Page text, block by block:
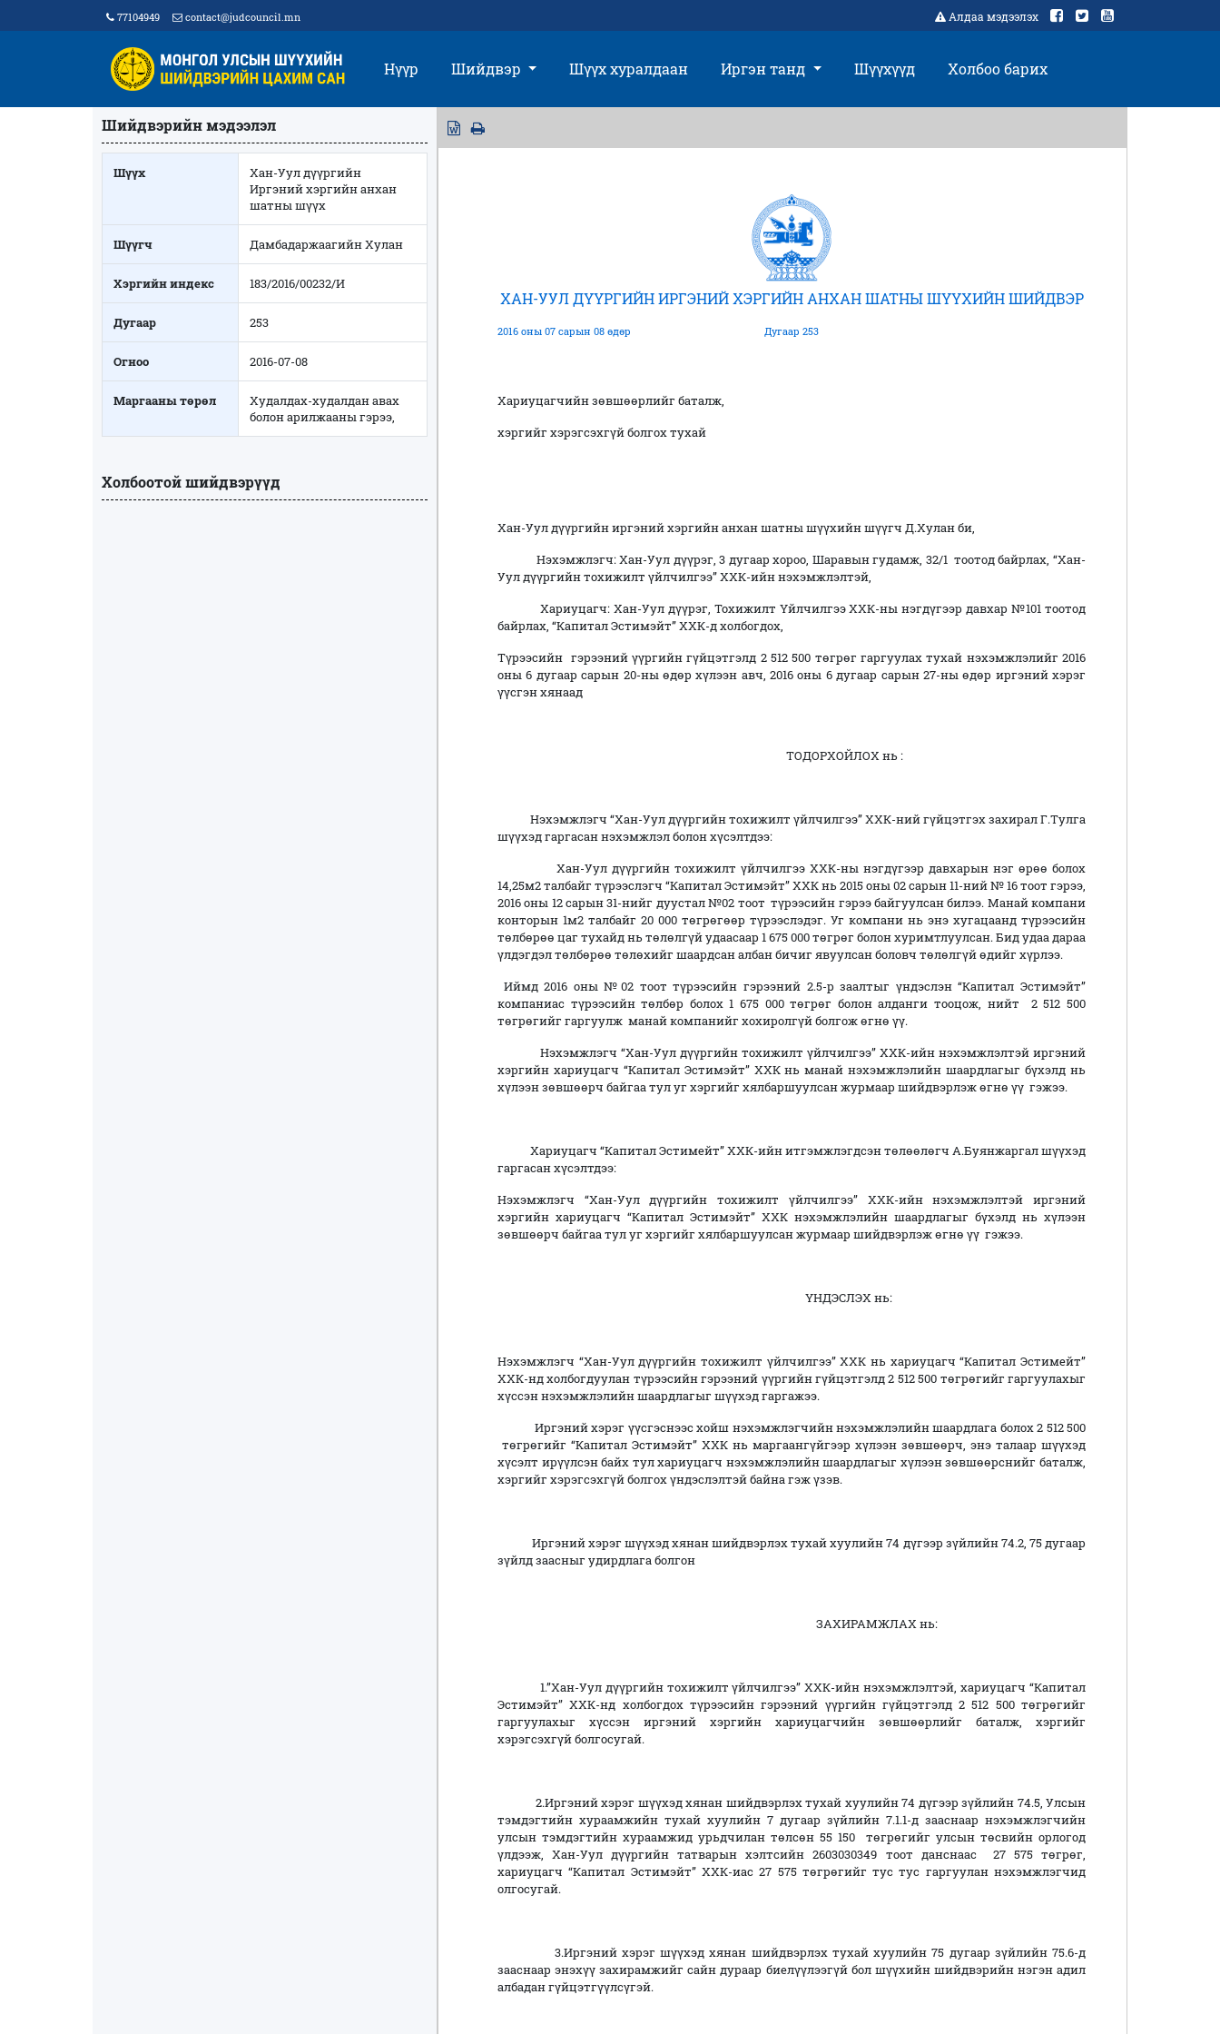
77104949 contact@judcouncil.mn Алдаа мэдээлэх
Нүүр Шийдвэр Шүүх хуралдаан Иргэн танд Шүүхүүд Холбоо барих
Шийдвэрийн мэдээлэл
Шүүх
Хан-Уул дүүргийн
Иргэний хэргийн анхан
шатны шүүх
Шүүгч Дамбадаржаагийн Хулан
Хэргийн индекс 183/2016/00232/И
Дугаар 253
Огноо 2016-07-08
Маргааны төрөл
Худалдах-худалдан авах
болон арилжааны гэрээ,
Холбоотой шийдвэрүүд
ХАН-УУЛ ДҮҮРГИЙН ИРГЭНИЙ ХЭРГИЙН АНХАН ШАТНЫ ШҮҮХИЙН ШИЙДВЭР
2016 оны 07 сарын 08 өдөр Дугаар 253
Хариуцагчийн зөвшөөрлийг баталж,
хэргийг хэрэгсэхгүй болгох тухай
Хан-Уул дүүргийн иргэний хэргийн анхан шатны шүүхийн шүүгч Д.Хулан би,
Нэхэмжлэгч: Хан-Уул дүүрэг, 3 дугаар хороо, Шаравын гудамж, 32/1 тоотод байрлах, “Хан-
Уул дүүргийн тохижилт үйлчилгээ” ХХК-ийн нэхэмжлэлтэй,
Хариуцагч: Хан-Уул дүүрэг, Тохижилт Үйлчилгээ ХХК-ны нэгдүгээр давхар №101 тоотод
байрлах, “Капитал Эстимэйт” ХХК-д холбогдох,
Түрээсийн гэрээний үүргийн гүйцэтгэлд 2 512 500 төгрөг гаргуулах тухай нэхэмжлэлийг 2016
оны 6 дугаар сарын 20-ны өдөр хүлээн авч, 2016 оны 6 дугаар сарын 27-ны өдөр иргэний хэрэг
үүсгэн хянаад
ТОДОРХОЙЛОХ нь :
Нэхэмжлэгч “Хан-Уул дүүргийн тохижилт үйлчилгээ” ХХК-ний гүйцэтгэх захирал Г.Тулга
шүүхэд гаргасан нэхэмжлэл болон хүсэлтдээ:
Хан-Уул дүүргийн тохижилт үйлчилгээ ХХК-ны нэгдүгээр давхарын нэг өрөө болох
14,25м2 талбайг түрээслэгч “Капитал Эстимэйт” ХХК нь 2015 оны 02 сарын 11-ний № 16 тоот гэрээ,
2016 оны 12 сарын 31-нийг дуустал №02 тоот түрээсийн гэрээ байгуулсан билээ. Манай компани
конторын 1м2 талбайг 20 000 төгрөгөөр түрээслэдэг. Уг компани нь энэ хугацаанд түрээсийн
төлбөрөө цаг тухайд нь төлөлгүй удаасаар 1 675 000 төгрөг болон хуримтлуулсан. Бид удаа дараа
үлдэгдэл төлбөрөө төлөхийг шаардсан албан бичиг явуулсан боловч төлөлгүй өдийг хүрлээ.
Иймд 2016 оны №02 тоот түрээсийн гэрээний 2.5-р заалтыг үндэслэн “Капитал Эстимэйт”
компаниас түрээсийн төлбөр болох 1 675 000 төгрөг болон алданги тооцож, нийт 2 512 500
төгрөгийг гаргуулж манай компанийг хохиролгүй болгож өгнө үү.
Нэхэмжлэгч “Хан-Уул дүүргийн тохижилт үйлчилгээ” ХХК-ийн нэхэмжлэлтэй иргэний
хэргийн хариуцагч “Капитал Эстимэйт” ХХК нь манай нэхэмжлэлийн шаардлагыг бүхэлд нь
хүлээн зөвшөөрч байгаа тул уг хэргийг хялбаршуулсан журмаар шийдвэрлэж өгнө үү гэжээ.
Хариуцагч “Капитал Эстимейт” ХХК-ийн итгэмжлэгдсэн төлөөлөгч А.Буянжаргал шүүхэд
гаргасан хүсэлтдээ:
Нэхэмжлэгч “Хан-Уул дүүргийн тохижилт үйлчилгээ” ХХК-ийн нэхэмжлэлтэй иргэний
хэргийн хариуцагч “Капитал Эстимэйт” ХХК нэхэмжлэлийн шаардлагыг бүхэлд нь хүлээн
зөвшөөрч байгаа тул уг хэргийг хялбаршуулсан журмаар шийдвэрлэж өгнө үү гэжээ.
ҮНДЭСЛЭХ нь:
Нэхэмжлэгч “Хан-Уул дүүргийн тохижилт үйлчилгээ” ХХК нь хариуцагч “Капитал Эстимейт”
ХХК-нд холбогдуулан түрээсийн гэрээний үүргийн гүйцэтгэлд 2 512 500 төгрөгийг гаргуулахыг
хүссэн нэхэмжлэлийн шаардлагыг шүүхэд гаргажээ.
Иргэний хэрэг үүсгэснээс хойш нэхэмжлэгчийн нэхэмжлэлийн шаардлага болох 2 512 500
төгрөгийг “Капитал Эстимэйт” ХХК нь маргаангүйгээр хүлээн зөвшөөрч, энэ талаар шүүхэд
хүсэлт ирүүлсэн байх тул хариуцагч нэхэмжлэлийн шаардлагыг хүлээн зөвшөөрснийг баталж,
хэргийг хэрэгсэхгүй болгох үндэслэлтэй байна гэж үзэв.
Иргэний хэрэг шүүхэд хянан шийдвэрлэх тухай хуулийн 74 дүгээр зүйлийн 74.2, 75 дугаар
зүйлд заасныг удирдлага болгон
ЗАХИРАМЖЛАХ нь:
1.”Хан-Уул дүүргийн тохижилт үйлчилгээ” ХХК-ийн нэхэмжлэлтэй, хариуцагч “Капитал
Эстимэйт” ХХК-нд холбогдох түрээсийн гэрээний үүргийн гүйцэтгэлд 2 512 500 төгрөгийг
гаргуулахыг хүссэн иргэний хэргийн хариуцагчийн зөвшөөрлийг баталж, хэргийг
хэрэгсэхгүй болгосугай.
2.Иргэний хэрэг шүүхэд хянан шийдвэрлэх тухай хуулийн 74 дүгээр зүйлийн 74.5, Улсын
тэмдэгтийн хураамжийн тухай хуулийн 7 дугаар зүйлийн 7.1.1-д зааснаар нэхэмжлэгчийн
улсын тэмдэгтийн хураамжид урьдчилан төлсөн 55 150 төгрөгийг улсын төсвийн орлогод
үлдээж, Хан-Уул дүүргийн татварын хэлтсийн 2603030349 тоот данснаас 27 575 төгрөг,
хариуцагч “Капитал Эстимэйт” ХХК-иас 27 575 төгрөгийг тус тус гаргуулан нэхэмжлэгчид
олгосугай.
3.Иргэний хэрэг шүүхэд хянан шийдвэрлэх тухай хуулийн 75 дугаар зүйлийн 75.6-д
зааснаар энэхүү захирамжийг сайн дураар биелүүлээгүй бол шүүхийн шийдвэрийн нэгэн адил
албадан гүйцэтгүүлсүгэй.